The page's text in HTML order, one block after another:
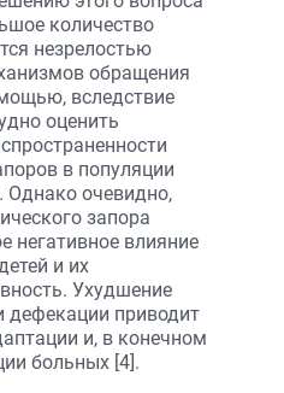
количество
незрелостью
обращения
вследствие
оценить
в популяции
Однако очевидно,
запора
негативное влияние
и их
Ухудшение
дефекации приводит
и, в конечном
больных [4].